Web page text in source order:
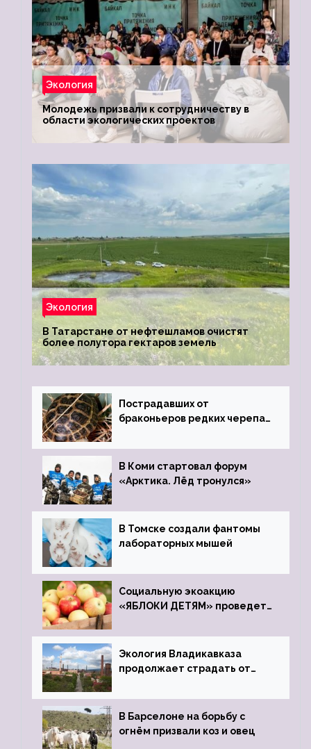
Экология
Молодежь призвали к сотрудничеству в
области экологических проектов
Экология
В Татарстане от нефтешламов очистят
более полутора гектаров земель
Пострадавших от
браконьеров редких черепах
зоопарк
В Коми стартовал форум
«Арктика. Лёд тронулся»
В Томске создали фантомы
лабораторных мышей
Социальную экоакцию
«ЯБЛОКИ ДЕТЯМ» проведет
Экология Владикавказа
продолжает страдать от
В Барселоне на борьбу с
огнём призвали коз и овец